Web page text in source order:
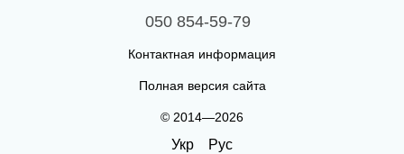
050 854-59-79
Контактная информация
Полная версия сайта
© 2014—2026
Укр Рус